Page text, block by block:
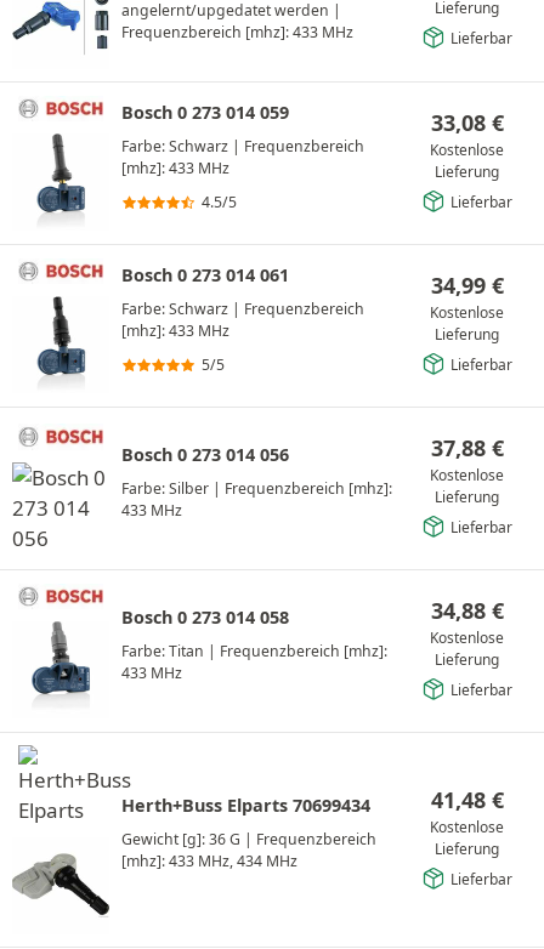
angelernt/upgedatet werden |
Frequenzbereich [mhz]: 433 MHz
Lieferung
Lieferbar
Bosch 0 273 014 059
4.5/5
Farbe: Schwarz | Frequenzbereich
[mhz]: 433 MHz
33,08 €
Kostenlose
Lieferung
Lieferbar
Bosch 0 273 014 061
5/5
Farbe: Schwarz | Frequenzbereich
[mhz]: 433 MHz
34,99 €
Kostenlose
Lieferung
Lieferbar
Bosch 0 273 014 056
Farbe: Silber | Frequenzbereich [mhz]:
433 MHz
37,88 €
Kostenlose
Lieferung
Lieferbar
Bosch 0 273 014 058
Farbe: Titan | Frequenzbereich [mhz]:
433 MHz
34,88 €
Kostenlose
Lieferung
Lieferbar
Herth+Buss Elparts 70699434
Gewicht [g]: 36 G | Frequenzbereich
[mhz]: 433 MHz, 434 MHz
41,48 €
Kostenlose
Lieferung
Lieferbar